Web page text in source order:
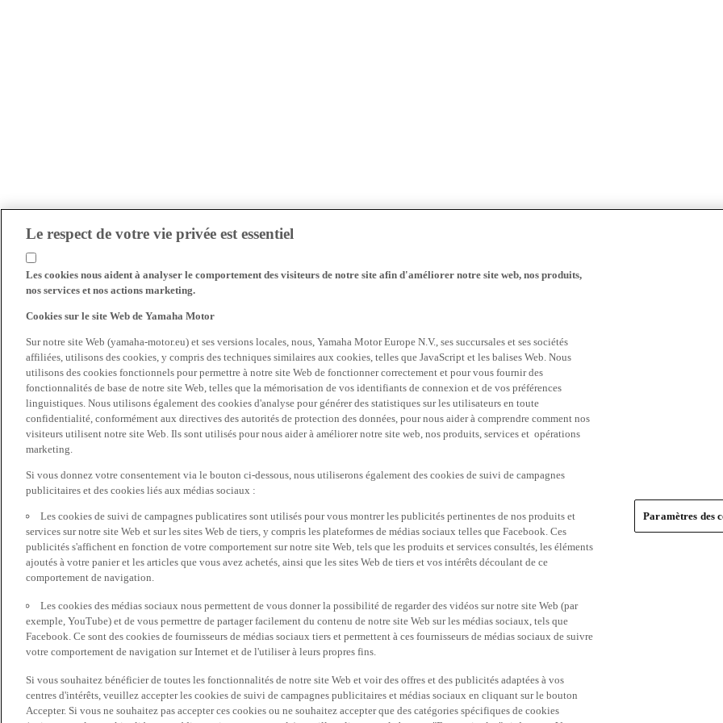
Le respect de votre vie privée est essentiel
Les cookies nous aident à analyser le comportement des visiteurs de notre site afin d'améliorer notre site web, nos produits,
nos services et nos actions marketing.
Cookies sur le site Web de Yamaha Motor
Sur notre site Web (yamaha-motor.eu) et ses versions locales, nous, Yamaha Motor Europe N.V., ses succursales et ses sociétés
affiliées, utilisons des cookies, y compris des techniques similaires aux cookies, telles que JavaScript et les balises Web. Nous
utilisons des cookies fonctionnels pour permettre à notre site Web de fonctionner correctement et pour vous fournir des
fonctionnalités de base de notre site Web, telles que la mémorisation de vos identifiants de connexion et de vos préférences
linguistiques. Nous utilisons également des cookies d'analyse pour générer des statistiques sur les utilisateurs en toute
confidentialité, conformément aux directives des autorités de protection des données, pour nous aider à comprendre comment nos
visiteurs utilisent notre site Web. Ils sont utilisés pour nous aider à améliorer notre site web, nos produits, services et opérations
marketing.
Si vous donnez votre consentement via le bouton ci-dessous, nous utiliserons également des cookies de suivi de campagnes
publicitaires et des cookies liés aux médias sociaux :
Les cookies de suivi de campagnes publicatires sont utilisés pour vous montrer les publicités pertinentes de nos produits et
services sur notre site Web et sur les sites Web de tiers, y compris les plateformes de médias sociaux telles que Facebook. Ces
publicités s'affichent en fonction de votre comportement sur notre site Web, tels que les produits et services consultés, les éléments
ajoutés à votre panier et les articles que vous avez achetés, ainsi que les sites Web de tiers et vos intérêts découlant de ce
comportement de navigation.
Les cookies des médias sociaux nous permettent de vous donner la possibilité de regarder des vidéos sur notre site Web (par
exemple, YouTube) et de vous permettre de partager facilement du contenu de notre site Web sur les médias sociaux, tels que
Facebook. Ce sont des cookies de fournisseurs de médias sociaux tiers et permettent à ces fournisseurs de médias sociaux de suivre
votre comportement de navigation sur Internet et de l'utiliser à leurs propres fins.
Si vous souhaitez bénéficier de toutes les fonctionnalités de notre site Web et voir des offres et des publicités adaptées à vos
centres d'intérêts, veuillez accepter les cookies de suivi de campagnes publicitaires et médias sociaux en cliquant sur le bouton
Accepter. Si vous ne souhaitez pas accepter ces cookies ou ne souhaitez accepter que des catégories spécifiques de cookies
Paramètres des